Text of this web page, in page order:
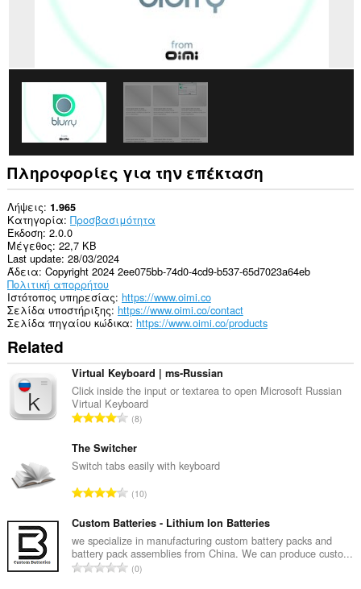
Πληροφορίες για την επέκταση
Λήψεις 1.965
Κατηγορία Προσβασιμότητα
Έκδοση 2.0.0
Μέγεθος 22,7 KB
Last update 28/03/2024
Άδεια Copyright 2024 2ee075bb-74d0-4cd9-b537-65d7023a64eb
Πολιτική απορρήτου
Ιστότοπος υπηρεσίας https://www.oimi.co
Σελίδα υποστήριξης https://www.oimi.co/contact
Σελίδα πηγαίου κώδικα https://www.oimi.co/products
Related
Virtual Keyboard | ms-Russian
Click inside the input or textarea to open Microsoft Russian
Virtual Keyboard
Σ
ν
ο
ο
α
θ
μ
ο
8
The Switcher
Switch tabs easily with keyboard
Σ
ν
ο
λ
ο
10
Custom Batteries - Lithium Ion Batteries
we specialize in manufacturing custom battery packs and
battery pack assemblies from China. We can produce custo...
Σ0